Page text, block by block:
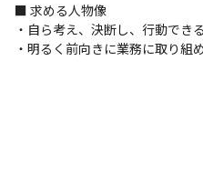
■ 求める人物像
・自ら考え、決断し、行動でき
・明るく前向きに業務に取り組